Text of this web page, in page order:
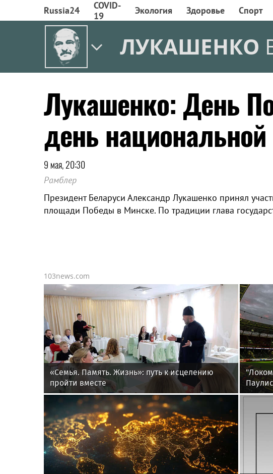
Russia24
COVID-
19
Экология Здоровье Спорт
ЛУКАШЕНКО
Лукашенко: День
день национальной
9 мая, 20:30
Рамблер
Президент Беларуси Александр Лукашенко принял
площади Победы в Минске. По традиции глава
103news.com
«Семья. Память. Жизнь»: путь к исцелению
пройти вместе